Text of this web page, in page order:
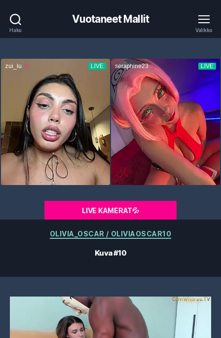
Haku
Vuotaneet Mallit
Valikko
LIVE KAMERAT💦
Kategoriat
OLIVIA_OSCAR / OLIVIAOSCAR10
Kuva #10